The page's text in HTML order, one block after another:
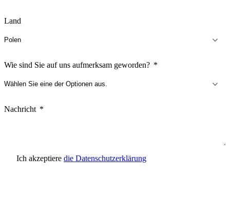
Land
Wie sind Sie auf uns aufmerksam geworden?
Nachricht
Ich akzeptiere die Datenschutzerklärung